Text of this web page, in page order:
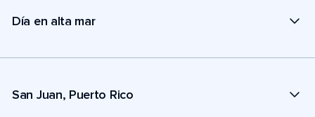
Día en alta mar
San Juan, Puerto Rico